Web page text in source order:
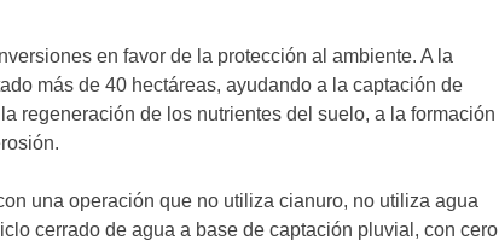
en favor de la protección al ambiente. A la
más de 40 hectáreas, ayudando a la captación de
regeneración de los nutrientes del suelo, a la formación
una operación que no utiliza cianuro, no utiliza agua
cerrado de agua a base de captación pluvial, con cero